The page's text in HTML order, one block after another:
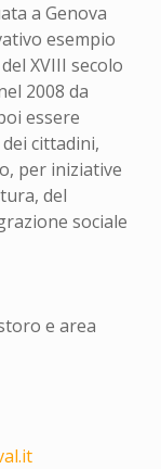
a Genova
esempio
XVIII secolo
2008 da
essere
cittadini,
per iniziative
del
sociale
e area